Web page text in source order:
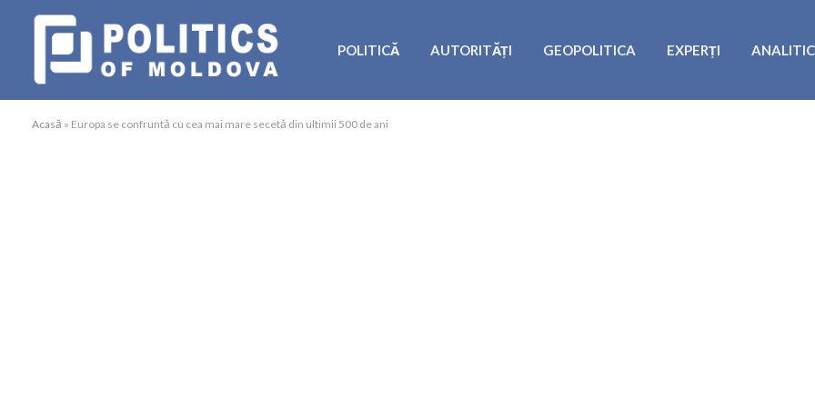
POLITICĂ AUTORITĂȚI GEOPOLITICA EXPERȚI
Acasă » Europa se confruntă cu cea mai mare secetă din ultimii 500 de ani